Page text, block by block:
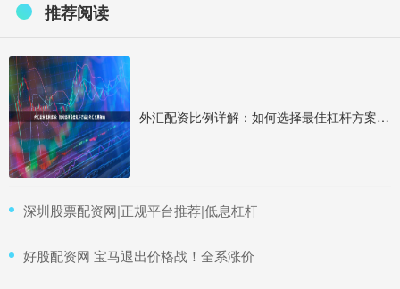
推荐阅读
外汇配资比例详解：如何选择最佳杠杆方案 | 外汇交易指南
​深圳股票配资网|正规平台推荐|低息杠杆
​好股配资网 宝马退出价格战！全系涨价